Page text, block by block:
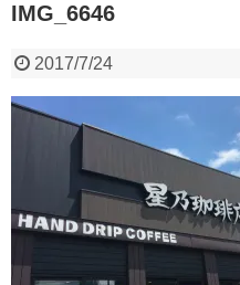
IMG_6646
2017/7/24